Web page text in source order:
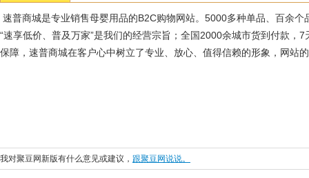
速普商城是专业销售母婴用品的B2C购物网站。5000多种单品、百余
“速享低价、普及万家”是我们的经营宗旨；全国2000余城市货到付款，
保障，速普商城在客户心中树立了专业、放心、值得信赖的形象，网站
我对聚豆网新版有什么意见或建议， 跟聚豆网说说。